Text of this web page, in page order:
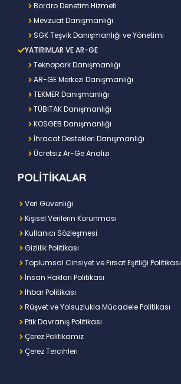
Bordro Denetim Hizmeti
Mevzuat Danışmanlığı
SGK Teşvik Danışmanlığı ve Yönetimi
YATIRIMLAR VE AR-GE
Teknopark Danışmanlığı
AR-GE Merkezi Danışmanlığı
TEKMER Danışmanlığı
TÜBİTAK Danışmanlığı
KOSGEB Danışmanlığı
İhracat Destekleri Danışmanlığı
Ücretsiz Ar-Ge Analizi
POLİTİKALAR
Veri Güvenliği
Kişisel Verilerin Korunması
Kullanıcı Sözleşmesi
Gizlilik Politikası
Toplumsal Cinsiyet ve Fırsat Eşitliği Politikası
İnsan Hakları Politikası
İhbar Politikası
Rüşvet ve Yolsuzlukla Mücadele Politikası
Etik Davranış Politikası
Çerez Politikamız
Çerez Tercihleri